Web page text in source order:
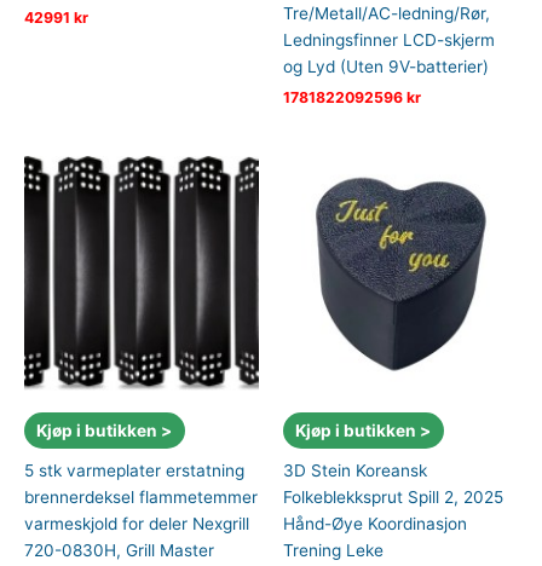
42991 kr
Tre/Metall/AC-ledning/Rør,
Ledningsfinner LCD-skjerm
og Lyd (Uten 9V-batterier)
1781822092596 kr
Kjøp i butikken >
5 stk varmeplater erstatning
brennerdeksel flammetemmer
varmeskjold for deler Nexgrill
720-0830H, Grill Master
Kjøp i butikken >
3D Stein Koreansk
Folkeblekksprut Spill 2, 2025
Hånd-Øye Koordinasjon
Trening Leke